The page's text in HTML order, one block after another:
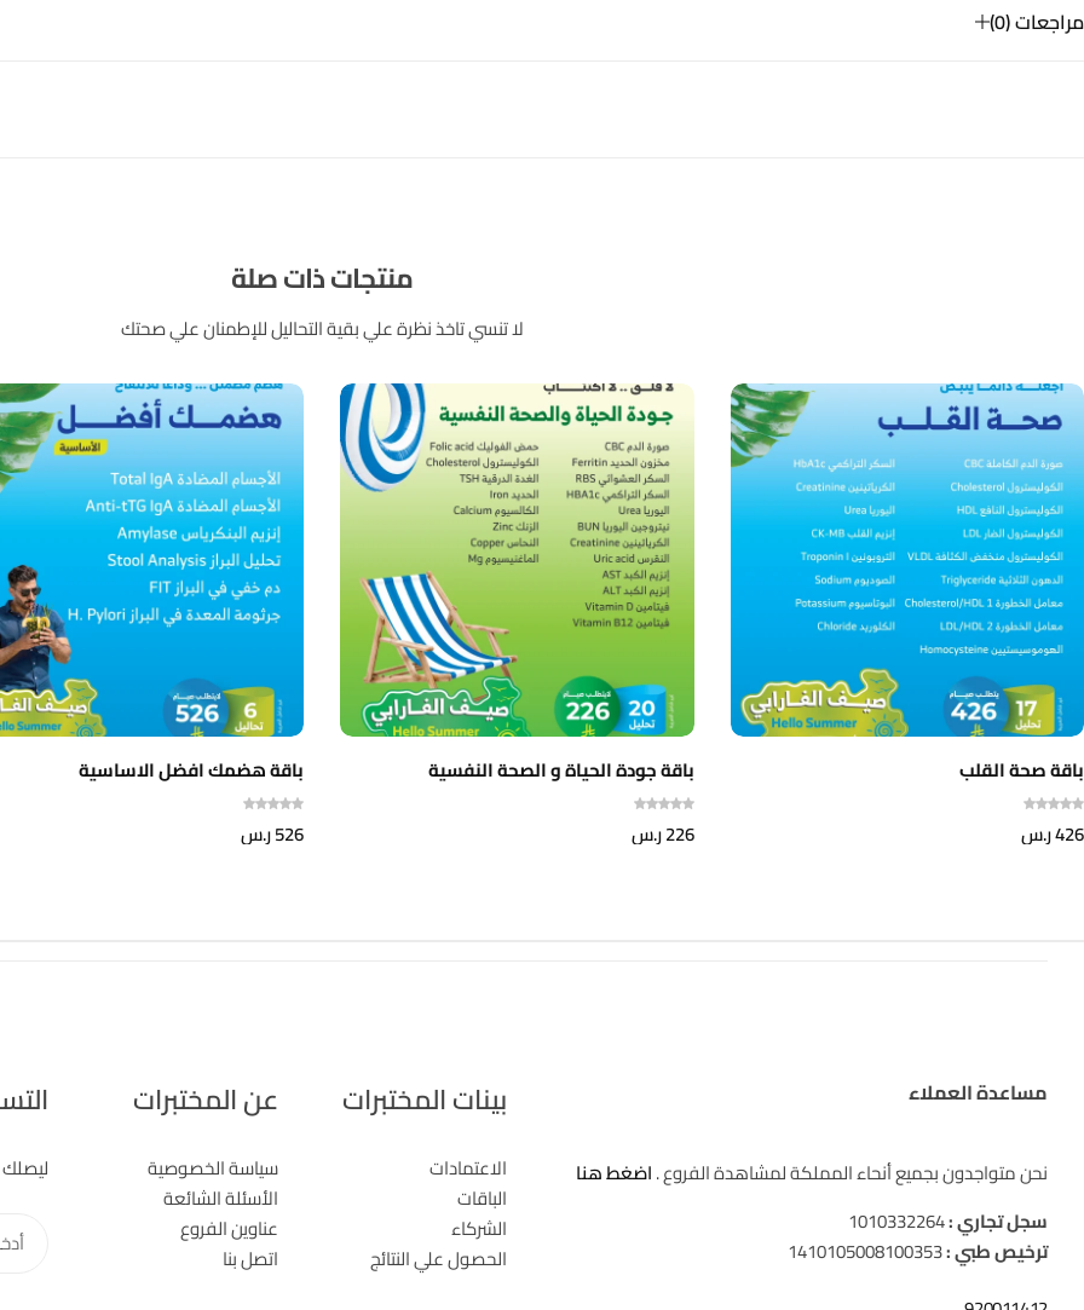
مراجعات (0)
منتجات ذات صلة
لا تنسي تاخذ نظرة علي بقية التحاليل للإطمنان علي صحتك
باقة صحة القلب
426ر.س
باقة جودة الحياة و الصحة النفسية
226ر.س
باقة هضمك افضل الاساسية
526ر.س
مساعدة العملاء
نحن متواجدون بجميع أنحاء المملكة لمشاهدة الفروع .اضغط هنا
سجل تجاري :1010332264
ترخيص طبي :1410105008100353
بينات المختبرات
الاعتمادات
الباقات
الشركاء
الحصول علي النتائج
عن المختبرات
سياسة الخصوصية
الأسئلة الشائعة
عناوين الفروع
اتصل بنا